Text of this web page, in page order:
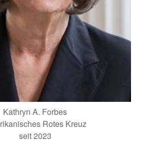
Kathryn A. Forbes
Rotes Kreuz
seit 2023